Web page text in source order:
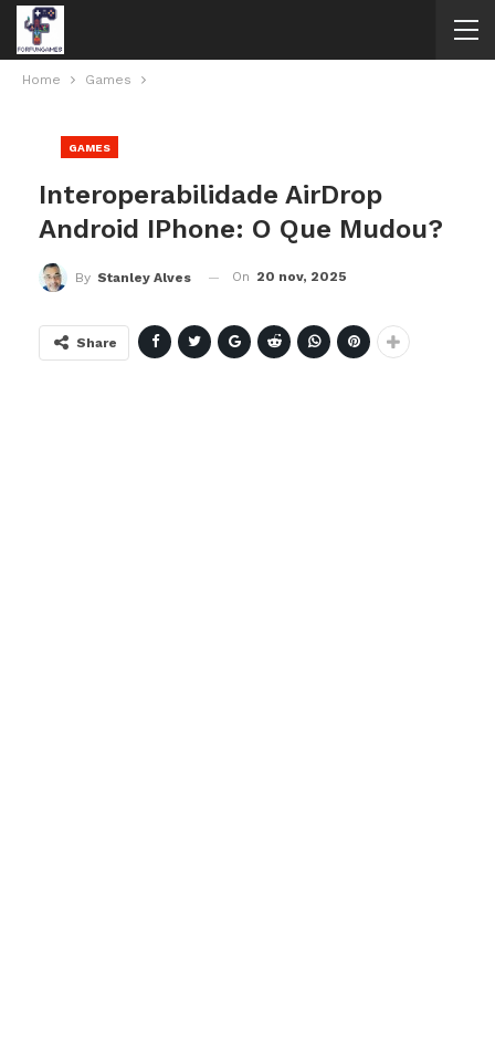
Home Games
GAMES
Interoperabilidade AirDrop
Android IPhone: O Que Mudou?
By Stanley Alves On 20 nov, 2025
Share